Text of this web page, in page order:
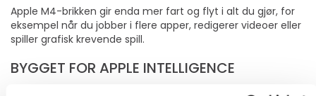
Apple M4-brikken gir enda mer fart og flyt i alt du gjør, for
eksempel når du jobber i flere apper, redigerer videoer eller
spiller grafisk krevende spill.
BYGGET FOR APPLE INTELLIGENCE